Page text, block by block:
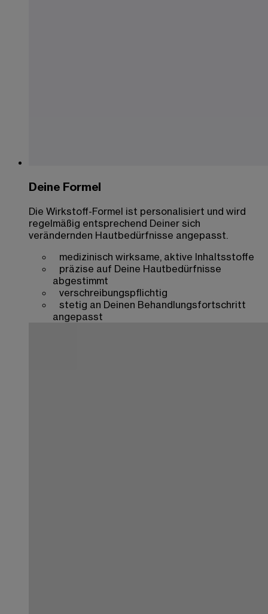
Deine Formel
Die Wirkstoff-Formel ist personalisiert und wird
regelmäßig entsprechend Deiner sich
verändernden Hautbedürfnisse angepasst.
medizinisch wirksame, aktive Inhaltsstoffe
präzise auf Deine Hautbedürfnisse
abgestimmt
verschreibungspflichtig
stetig an Deinen Behandlungsfortschritt
angepasst